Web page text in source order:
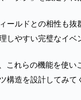
ールドとの相性も
しやすい完璧なイベ
これらの機能を使
構造を設計してみて